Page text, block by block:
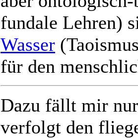
fundale Lehren)
Wasser
für den
Dazu fällt mir
verfolgt den